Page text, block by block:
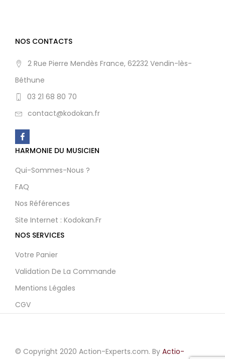
NOS CONTACTS
2 Rue Pierre Mendès France, 62232 Vendin-lès-
Béthune
03 21 68 80 70
contact@kodokan.fr
HARMONIE DU MUSICIEN
Qui-Sommes-Nous ?
FAQ
Nos Références
Site Internet : Kodokan.fr
NOS SERVICES
Votre Panier
Validation De La Commande
Mentions Légales
CGV
© Copyright 2020 Action-Experts.com. By Actio-